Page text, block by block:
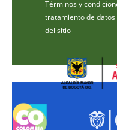
Términos y
tratamiento de datos
del sitio